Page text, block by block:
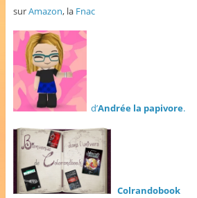
surAmazon, la Fnac
d’Andrée la papivore.
Colrandobook